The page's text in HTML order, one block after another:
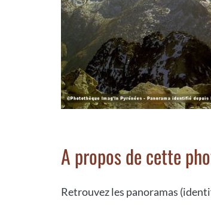
A propos de cette
Retrouvez les panoramas